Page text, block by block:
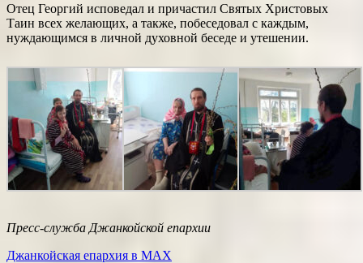
Отец Георгий исповедал и причастил Святых Христовых
Таин всех желающих, а также, побеседовал с каждым,
нуждающимся в личной духовной беседе и утешении.
Пресс-служба Джанкойской епархии
Джанкойская епархия в МАХ